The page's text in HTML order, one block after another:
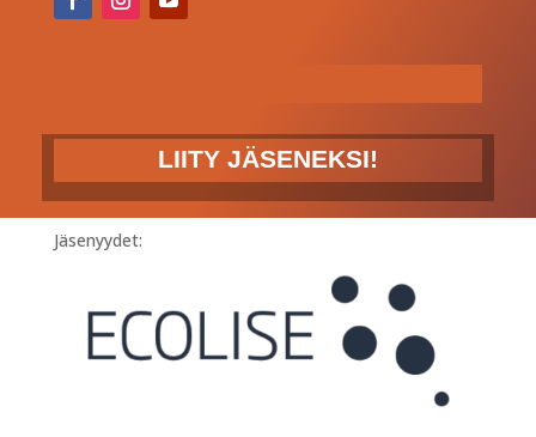
LIITY JÄSENEKSI!
Jäsenyydet: